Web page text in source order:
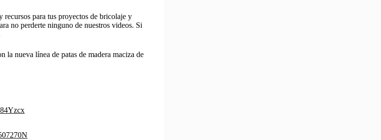
recursos para tus proyectos de bricolaje y
no perderte ninguno de nuestros videos. Si
la nueva línea de patas de madera maciza de